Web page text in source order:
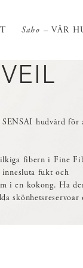
Saho – VÅR
hudvård för
fibern i Fine
fukt och
i en kokong. Ha
skönhetsreservoar